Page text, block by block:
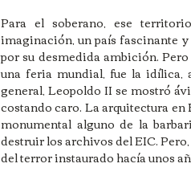
Para el soberano, ese
imaginación, un país fascinante
por su desmedida ambición.
una feria mundial, fue la idílica,
general, Leopoldo II se mostró
costando caro. La arquitectura
monumental alguno de la
destruir los archivos del EIC.
del terror instaurado hacía unos